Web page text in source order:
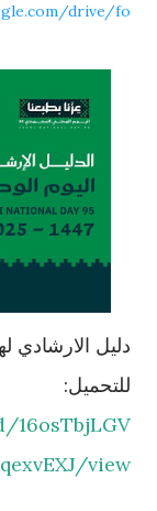
drive/fo
للتحميل:
16osTbjLGV
view